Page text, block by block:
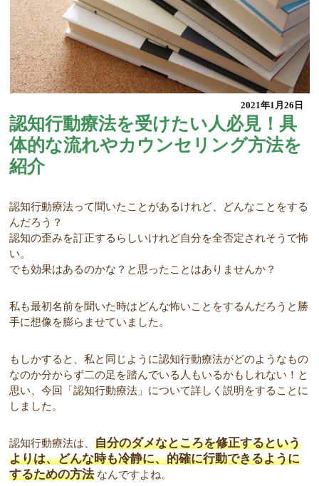
2021年1月26日
認知行動療法を受けたい人必見！具
体的な流れやカウンセリング方法を
紹介
認知行動療法って聞いたことがあるけれど、どんなことをする
んだろう？
認知の歪みを訂正するらしいけれど自分を全否定されそうで怖
い。
でも効果はあるのかな？と思ったことはありませんか？
私も最初名前を聞いた時はどんな怖いことをするんだろうと勝
手に想像を膨らませていました。
もしかすると、私と同じように認知行動療法がどのようなもの
なのか分からず二の足を踏んでいる人もいるかもしれない！と
思い、今回「認知行動療法」について詳しく説明をすることに
しました。
認知行動療法は、自分のダメなところを修正するという
よりは、どんな時も冷静に、的確に行動できるように
するための方法なんですよね。